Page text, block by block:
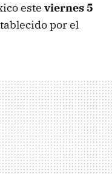
este viernes 5
por el